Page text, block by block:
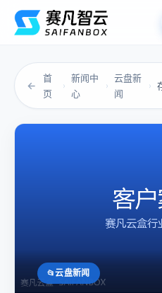
←
首
页
›
新闻中
心
›
云盘新
闻
›
云盘新闻